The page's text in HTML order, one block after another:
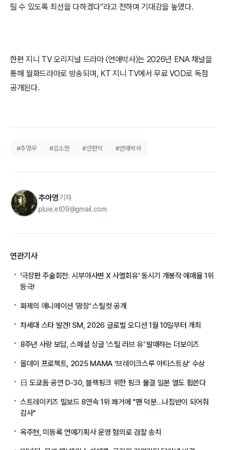
릴 수 있도록 최선을 다하겠다"라고 전하며 기대감을 높였다.
한편 지니 TV 오리지널 드라마 〈연애박사〉는 2026년 ENA 채널을
통해 월화드라마로 방송되며, KT 지니 TV에서 무료 VOD로 독점
공개된다.
#추영우 #김소현 #안판석 #연애박사
추아영기자
pluie.et09@gmail.com
연관기사
'극장판 주술회전: 시부야사변 X 사멸회유' 동시기 개봉작 예매율 1위
등극!
화제의 애니메이션 '광장' 스틸컷 공개
차세대 스타 발견! SM, 2026 글로벌 오디션 1월 10일부터 개최
8주년 사랑 보답, 스페셜 싱글 '스틸 러브 유' 발매하는 더보이즈
올데이 프로젝트, 2025 MAMA ‘브레이크스루 아티스트상’ 수상
日 도쿄돔 공연 D-30, 블랙핑크 위한 핑크 물결 일본 열도 휩쓴다
스트레이키즈 빌보드 8연속 1위 쾌거에 "팬 덕분...나침반이 되어줘
감사"
옥주현, 미등록 연예기획사 운영 혐의로 검찰 송치